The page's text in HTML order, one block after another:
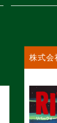
株式会